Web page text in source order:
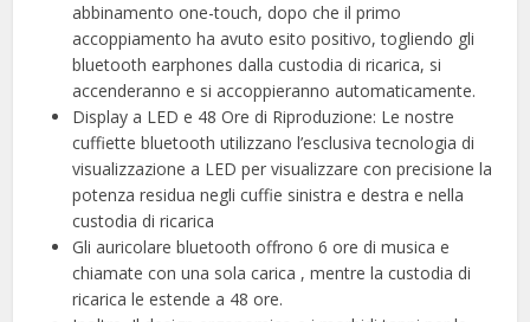
abbinamento one-touch, dopo che il primo
accoppiamento ha avuto esito positivo, togliendo gli
bluetooth earphones dalla custodia di ricarica, si
accenderanno e si accoppieranno automaticamente.
Display a LED e 48 Ore di Riproduzione: Le nostre
cuffiette bluetooth utilizzano l’esclusiva tecnologia di
visualizzazione a LED per visualizzare con precisione la
potenza residua negli cuffie sinistra e destra e nella
custodia di ricarica
Gli auricolare bluetooth offrono 6 ore di musica e
chiamate con una sola carica , mentre la custodia di
ricarica le estende a 48 ore.